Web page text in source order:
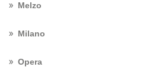
Melzo
Milano
Opera